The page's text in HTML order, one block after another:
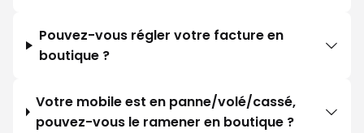
Pouvez-vous régler votre facture en
boutique ?
Votre mobile est en panne/volé/cassé,
pouvez-vous le ramener en boutique ?